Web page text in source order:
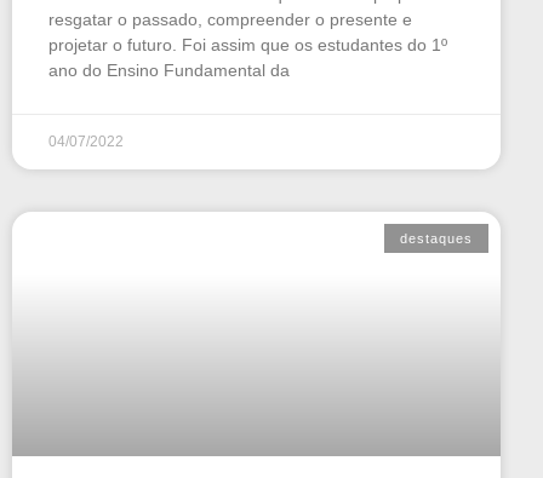
resgatar o passado, compreender o presente e
projetar o futuro. Foi assim que os estudantes do 1º
ano do Ensino Fundamental da
04/07/2022
destaques